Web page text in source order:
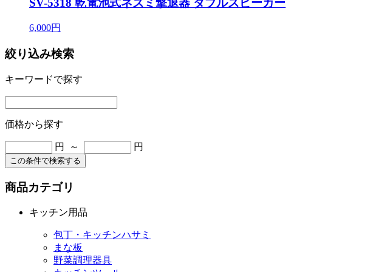
6,000円
絞り込み検索
キーワードで探す
価格から探す
円 ～ 円
この条件で検索する
商品カテゴリ
キッチン用品
包丁・キッチンハサミ
まな板
野菜調理器具